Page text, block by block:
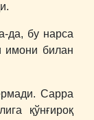
да, бу нарса
имони билан
Сарра
қўнғироқ